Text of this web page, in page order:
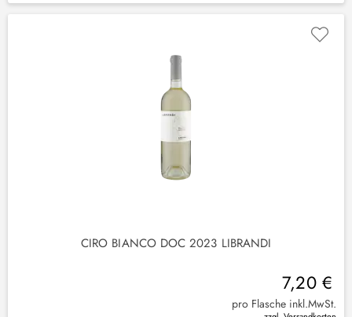
CIRO BIANCO DOC 2023 LIBRANDI
7,20 €
pro Flasche inkl.MwSt.